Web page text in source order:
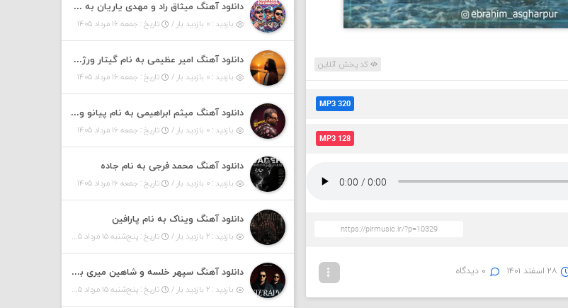
کد پخش آنلاین
MP3 320
MP3 128
۲۸ اسفند ۱۴۰۱ ۰ دیدگاه
دانلود آهنگ میثاق راد و مهدی یاریان به نام دختر شمرون
بازدید : ۰ بازدید بار / تاریخ : جمعه ۱۶ مرداد ۱۴۰۵
دانلود آهنگ امیر عظیمی به نام گیتار ورژن دختر بندر
بازدید : ۰ بازدید بار / تاریخ : جمعه ۱۶ مرداد ۱۴۰۵
دانلود آهنگ میثم ابراهیمی به نام پیانو ورژن مهربون من
بازدید : ۰ بازدید بار / تاریخ : جمعه ۱۶ مرداد ۱۴۰۵
دانلود آهنگ محمد فرجی به نام جاده
بازدید : ۰ بازدید بار / تاریخ : جمعه ۱۶ مرداد ۱۴۰۵
دانلود آهنگ ویناک به نام پارافین
بازدید : ۲ بازدید بار / تاریخ : پنج‌شنبه ۱۵ مرداد ۱۴۰۵
دانلود آهنگ سپهر خلسه و شاهین میری به نام تراپی
بازدید : ۲ بازدید بار / تاریخ : پنج‌شنبه ۱۵ مرداد ۱۴۰۵